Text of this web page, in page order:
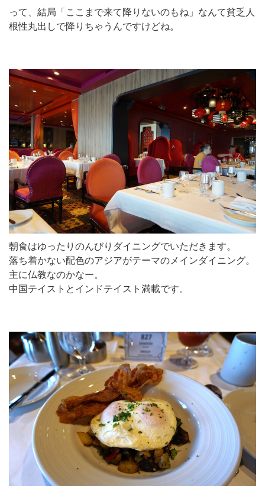
って、結局「ここまで来て降りないのもね」なんて貧乏人
根性丸出しで降りちゃうんですけどね。
朝食はゆったりのんびりダイニングでいただきます。
落ち着かない配色のアジアがテーマのメインダイニング。
主に仏教なのかなー。
中国テイストとインドテイスト満載です。